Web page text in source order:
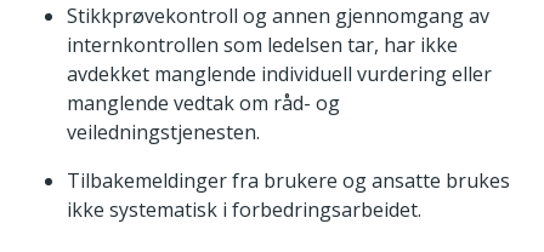
Stikkprøvekontroll og annen gjennomgang av
internkontrollen som ledelsen tar, har ikke
avdekket manglende individuell vurdering eller
manglende vedtak om råd- og
veiledningstjenesten.
Tilbakemeldinger fra brukere og ansatte brukes
ikke systematisk i forbedringsarbeidet.